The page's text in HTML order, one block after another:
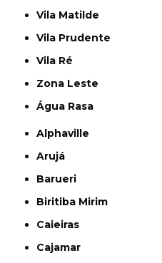
Vila Matilde
Vila Prudente
Vila Ré
Zona Leste
Água Rasa
Alphaville
Arujá
Barueri
Biritiba Mirim
Caieiras
Cajamar